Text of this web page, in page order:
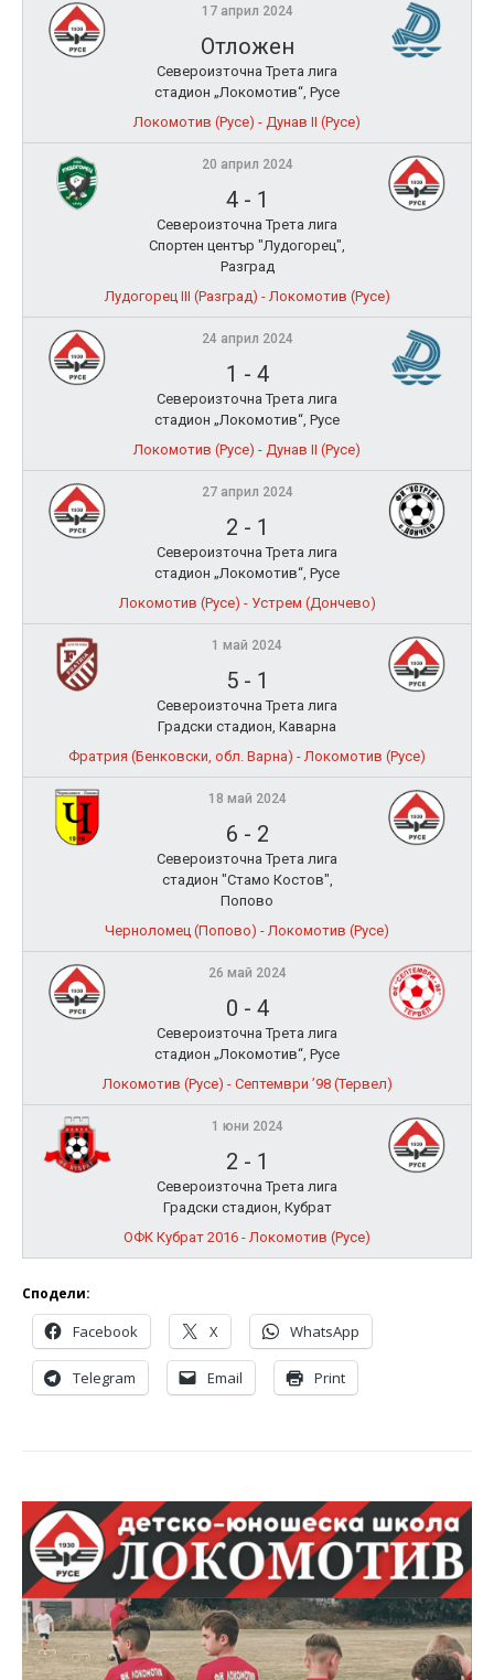
17 април 2024
Отложен
Североизточна Трета лига
стадион „Локомотив“, Русе
Локомотив (Русе) - Дунав II (Русе)
20 април 2024
4- 1
Североизточна Трета лига
Спортен център "Лудогорец",
Разград
Лудогорец III (Разград) - Локомотив (Русе)
24 април 2024
1 - 4
Североизточна Трета лига
стадион „Локомотив“, Русе
Локомотив (Русе) - Дунав II (Русе)
27 април 2024
2 - 1
Североизточна Трета лига
стадион „Локомотив“, Русе
Локомотив (Русе) - Устрем (Дончево)
1 май 2024
5- 1
Североизточна Трета лига
Градски стадион, Каварна
Фратрия (Бенковски, обл. Варна) - Локомотив (Русе)
18 май 2024
6 - 2
Североизточна Трета лига
стадион "Стамо Костов",
Попово
Черноломец (Попово) - Локомотив (Русе)
26 май 2024
0 - 4
Североизточна Трета лига
стадион „Локомотив“, Русе
Локомотив (Русе) - Септември ’98 (Тервел)
1 юни 2024
2 - 1
Североизточна Трета лига
Градски стадион, Кубрат
ОФК Кубрат 2016 - Локомотив (Русе)
Сподели:
Facebook X WhatsApp
Telegram Email Print